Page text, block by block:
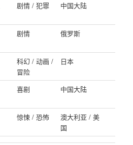
剧情 / 犯罪 中国大陆
剧情 俄罗斯
科幻 / 动画 /
冒险
日本
喜剧 中国大陆
惊悚 / 恐怖
澳大利亚 / 美
国